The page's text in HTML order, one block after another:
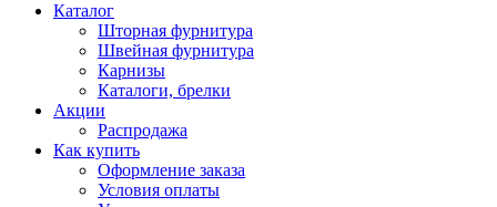
Каталог
Шторная фурнитура
Швейная фурнитура
Карнизы
Каталоги, брелки
Акции
Распродажа
Как купить
Оформление заказа
Условия оплаты